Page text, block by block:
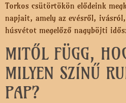
Torkos csütörtökön elődeink
napjait, amely az evésről,
húsvétot megelőző nagyböjti
MITŐL FÜGG,
MILYEN SZÍNŰ
PAP?